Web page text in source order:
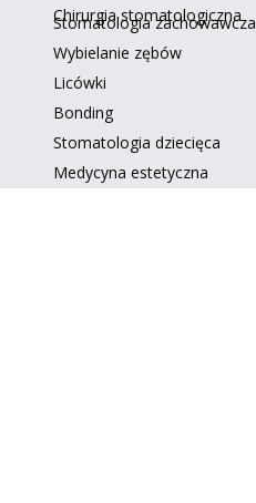
Chirurgia stomatologiczna
Stomatologia zachowawcza
Wybielanie zębów
Licówki
Bonding
Stomatologia dziecięca
Medycyna estetyczna